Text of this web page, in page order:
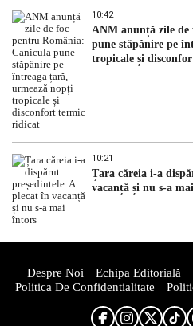
10:42
ANM anunță zile
pune stăpânire pe
tropicale și
10:21
Țara căreia i-a
vacanță și nu s-a
Despre Noi Echipa Editorială
Politica De Confidentialitate